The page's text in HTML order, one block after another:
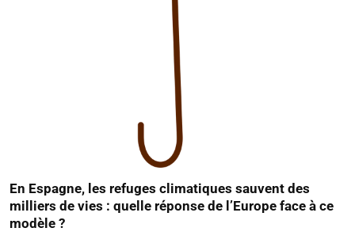
En Espagne, les refuges climatiques sauvent des
milliers de vies : quelle réponse de l’Europe face à ce
modèle ?